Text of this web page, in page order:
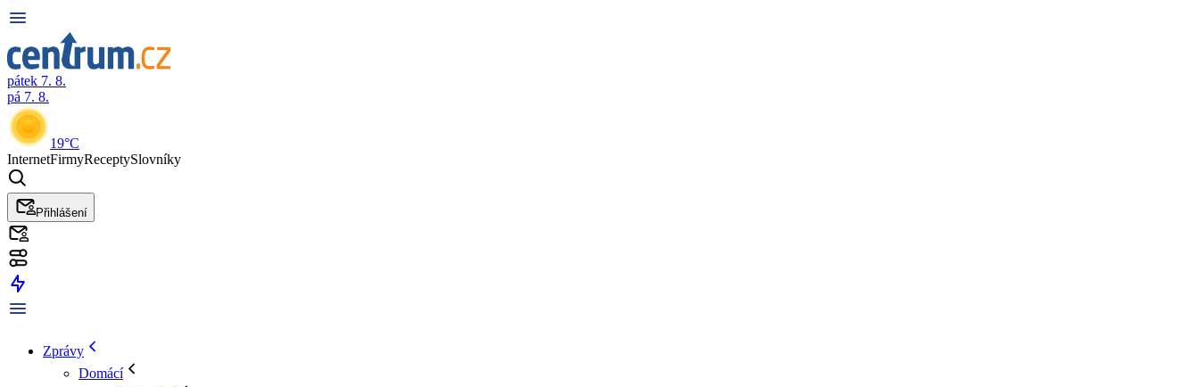
pátek 7. 8.
pá 7. 8.
19°C
InternetFirmyReceptySlovníky
Přihlášení
Zprávy
Domácí